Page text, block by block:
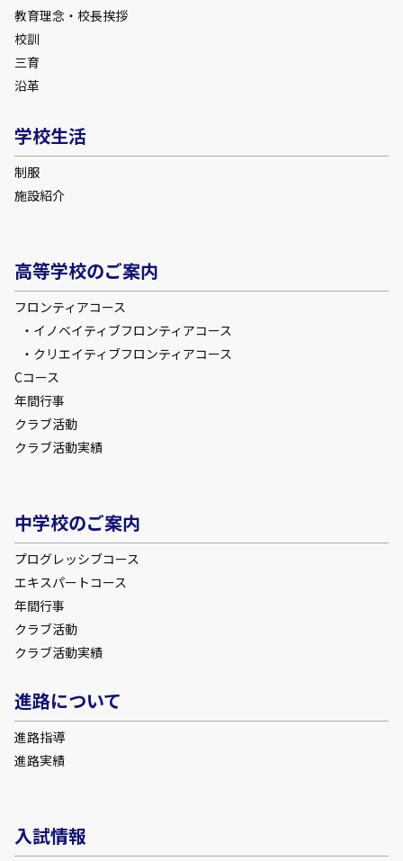
教育理念・校長挨拶
校訓
三育
沿革
学校生活
制服
施設紹介
高等学校のご案内
フロンティアコース
イノベイティブフロンティアコース
クリエイティブフロンティアコース
Cコース
年間行事
クラブ活動
クラブ活動実績
中学校のご案内
プログレッシブコース
エキスパートコース
年間行事
クラブ活動
クラブ活動実績
進路について
進路指導
進路実績
入試情報